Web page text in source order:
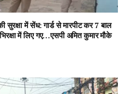
सुरक्षा में सेंध: गार्ड से मारपीट कर 7 बाल
में लिए गए…एसपी अमित कुमार मौके